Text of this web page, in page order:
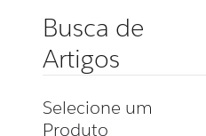
Busca de
Artigos
Selecione um
Produto